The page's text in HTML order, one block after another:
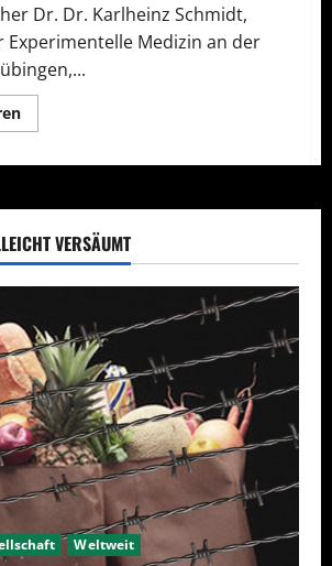
Dr. Dr. Karlheinz Schmidt,
Experimentelle Medizin an der
Mehr
Informationen
Nährstoffe
VERSÄUMT
Weltweit